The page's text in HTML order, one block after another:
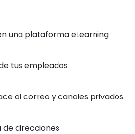
una plataforma eLearning
tus empleados
al correo y canales privados
direcciones